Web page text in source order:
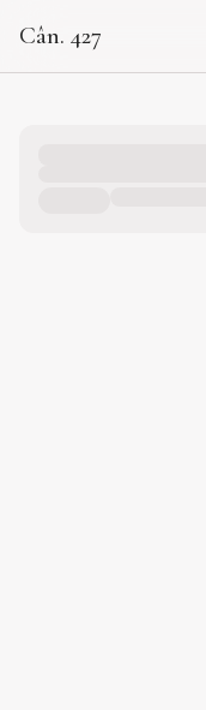
Cân. 427